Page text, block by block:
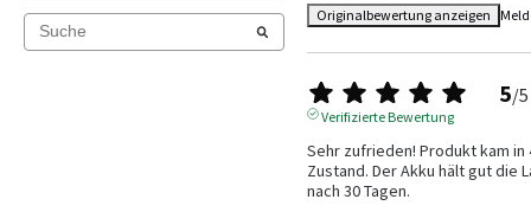
Originalbewertung anzeigen
5/5
Verifizierte Bewertung
Sehr zufrieden! Produkt kam in
Zustand. Der Akku hält gut die
nach 30 Tagen.